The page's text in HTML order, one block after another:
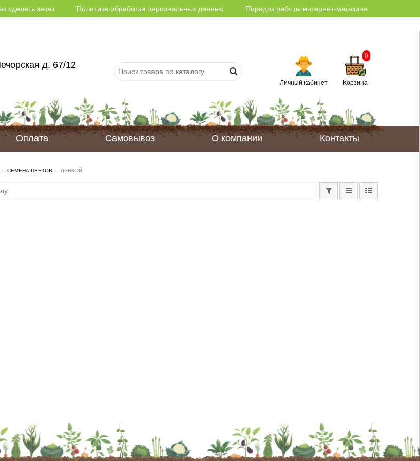
сделать заказ Политика обработки персональных данных Порядок работы интернет-магазина
д. 67/12
Личный кабинет Корзина
0
Оплата Самовывоз О компании Контакты
СЕМЕНА ЦВЕТОВ ЛЕВКОЙ